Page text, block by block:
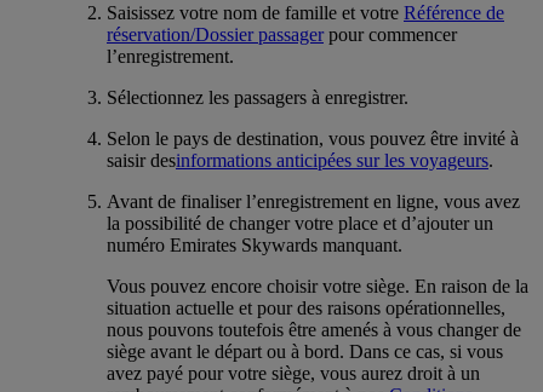
Saisissez votre nom de famille et votre Référence de
réservation/Dossier passagerpour commencer
l’enregistrement.
Sélectionnez les passagers à enregistrer.
Selon le pays de destination, vous pouvez être invité à
saisir desinformations anticipées sur les voyageurs.
Avant de finaliser l’enregistrement en ligne, vous avez
la possibilité de changer votre place et d’ajouter un
numéro Emirates Skywards manquant.
Vous pouvez encore choisir votre siège. En raison de la
situation actuelle et pour des raisons opérationnelles,
nous pouvons toutefois être amenés à vous changer de
siège avant le départ ou à bord. Dans ce cas, si vous
avez payé pour votre siège, vous aurez droit à un